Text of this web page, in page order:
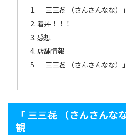
「 三三㐂 （さんさんなな
着丼！！！
感想
店舗情報
「 三三㐂 （さんさんなな
「 三三㐂 （さんさんな
観